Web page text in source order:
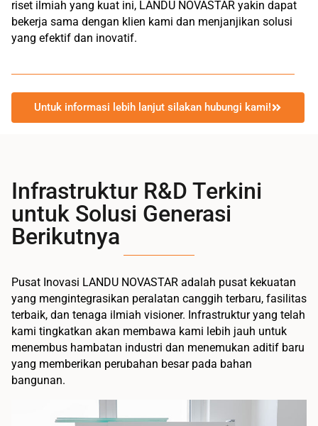
riset ilmiah yang kuat ini, LANDU NOVASTAR yakin dapat
bekerja sama dengan klien kami dan menjanjikan solusi
yang efektif dan inovatif.
Untuk informasi lebih lanjut silakan hubungi kami!
Infrastruktur R&D Terkini
untuk Solusi Generasi
Berikutnya
Pusat Inovasi LANDU NOVASTAR adalah pusat kekuatan
yang mengintegrasikan peralatan canggih terbaru, fasilitas
terbaik, dan tenaga ilmiah visioner. Infrastruktur yang telah
kami tingkatkan akan membawa kami lebih jauh untuk
menembus hambatan industri dan menemukan aditif baru
yang memberikan perubahan besar pada bahan
bangunan.